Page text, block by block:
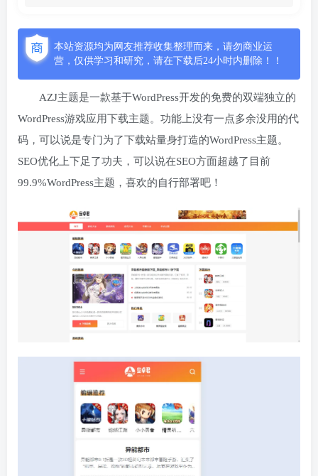
本站资源均为网友推荐收集整理而来，请勿商业运
营，仅供学习和研究，请在下载后24小时内删除！！
AZJ主题是一款基于WordPress开发的免费的双端独立的
WordPress游戏应用下载主题。功能上没有一点多余没用的代
码，可以说是专门为了下载站量身打造的WordPress主题。
SEO优化上下足了功夫，可以说在SEO方面超越了目前
99.9%WordPress主题，喜欢的自行部署吧！